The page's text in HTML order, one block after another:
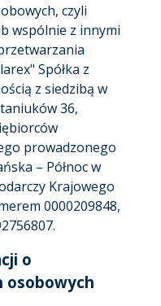
czyli
wspólnie z innymi
Spółka z
z siedzibą w
36,
prowadzonego
– Północ w
Krajowego
0000209848,
o
osobowych